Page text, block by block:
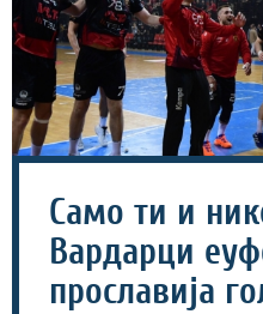
Само ти и
Вардарци
прославија